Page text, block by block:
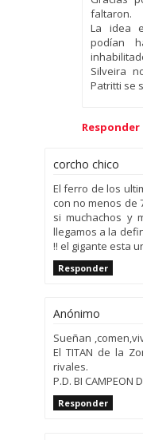
faltaron.
La idea
podían
Silveira
Patritti se
Responder
corcho chico
El ferro de los
con no menos de
si muchachos y
llegamos a la
!! el gigante esta
Responder
Anónimo
Sueñan
El TITAN de la
rivales.
P.D. BI CAMPEON
Responder